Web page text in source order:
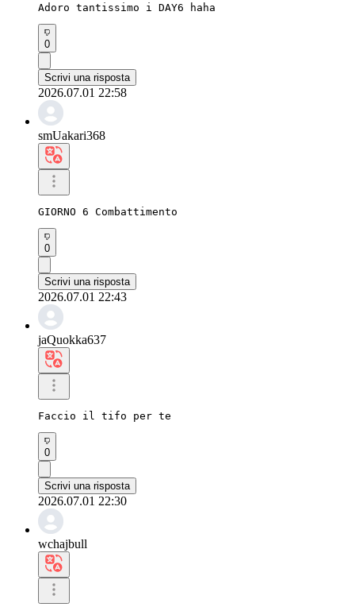
Adoro tantissimo i DAY6 haha
0
Scrivi una risposta
2026.07.01 22:58
smUakari368
GIORNO 6 Combattimento
0
Scrivi una risposta
2026.07.01 22:43
jaQuokka637
Faccio il tifo per te
0
Scrivi una risposta
2026.07.01 22:30
wchajbull